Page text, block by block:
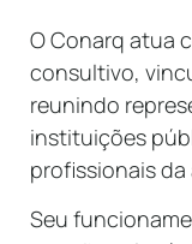
O Conarq atua
consultivo,
reunindo
instituições
profissionais da
Seu